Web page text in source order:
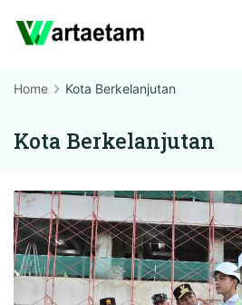
Home Kota Berkelanjutan
Kota Berkelanjutan